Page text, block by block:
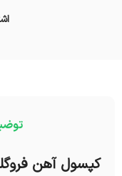
کپسول آهن